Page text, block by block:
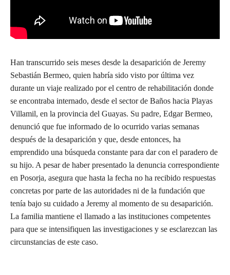
Han transcurrido seis meses desde la desaparición de Jeremy
Sebastián Bermeo, quien habría sido visto por última vez
durante un viaje realizado por el centro de rehabilitación donde
se encontraba internado, desde el sector de Baños hacia Playas
Villamil, en la provincia del Guayas. Su padre, Edgar Bermeo,
denunció que fue informado de lo ocurrido varias semanas
después de la desaparición y que, desde entonces, ha
emprendido una búsqueda constante para dar con el paradero de
su hijo. A pesar de haber presentado la denuncia correspondiente
en Posorja, asegura que hasta la fecha no ha recibido respuestas
concretas por parte de las autoridades ni de la fundación que
tenía bajo su cuidado a Jeremy al momento de su desaparición.
La familia mantiene el llamado a las instituciones competentes
para que se intensifiquen las investigaciones y se esclarezcan las
circunstancias de este caso.